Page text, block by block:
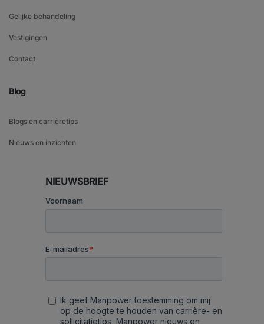
Gelijke behandeling
Vestigingen
Contact
Blog
Blogs en carrièretips
Nieuws en inzichten
NIEUWSBRIEF